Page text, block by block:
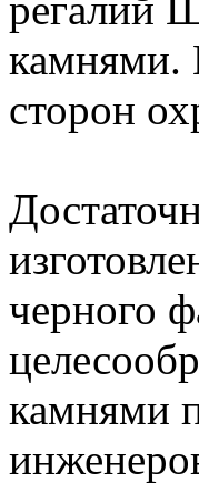
камнями.
сторон
черного
камнями